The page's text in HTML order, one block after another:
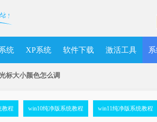
统 XP系统 软件下载 激活工具
标大小颜色怎么调
教程 win10纯净版系统教程 win11纯净版系统教程